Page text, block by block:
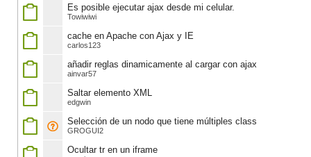
Es posible ejecutar ajax desde mi celular.
Towiwiwi
cache en Apache con Ajax y IE
carlos123
añadir reglas dinamicamente al cargar con ajax
ainvar57
Saltar elemento XML
edgwin
Selección de un nodo que tiene múltiples class
GROGUI2
Ocultar tr en un iframe